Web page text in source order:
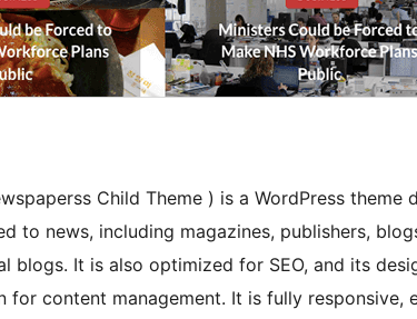
Child Theme ) is a WordPress
to news, including magazines, publishers,
blogs. It is also optimized for SEO, and its
for content management. It is fully responsive,